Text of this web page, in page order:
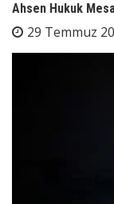
Ahsen Hukuk
29 Temmuz